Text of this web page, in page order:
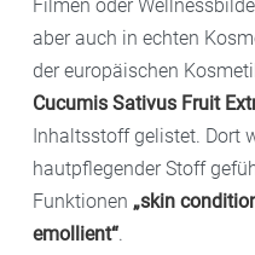
Filmen oder
aber auch in echten
der europäischen
Cucumis Sativus Fruit
Inhaltsstoff gelistet. Dort
hautpflegender Stoff
Funktionen „skin
emollient“.